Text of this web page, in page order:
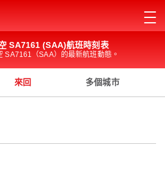
SA7161 (SAA)航班時刻表
SA7161（SAA）的最新航班動態。
來回 多個城市